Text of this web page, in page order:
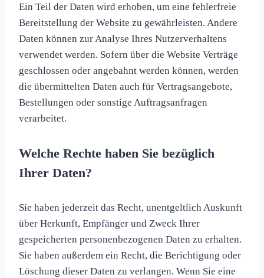
Ein Teil der Daten wird erhoben, um eine fehlerfreie
Bereitstellung der Website zu gewährleisten. Andere
Daten können zur Analyse Ihres Nutzerverhaltens
verwendet werden. Sofern über die Website Verträge
geschlossen oder angebahnt werden können, werden
die übermittelten Daten auch für Vertragsangebote,
Bestellungen oder sonstige Auftragsanfragen
verarbeitet.
Welche Rechte haben Sie bezüglich
Ihrer Daten?
Sie haben jederzeit das Recht, unentgeltlich Auskunft
über Herkunft, Empfänger und Zweck Ihrer
gespeicherten personenbezogenen Daten zu erhalten.
Sie haben außerdem ein Recht, die Berichtigung oder
Löschung dieser Daten zu verlangen. Wenn Sie eine